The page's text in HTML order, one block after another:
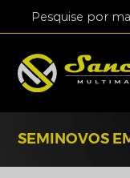
SEMINOVOS